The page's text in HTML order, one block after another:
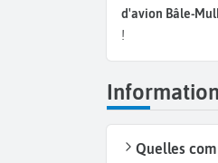
d'avion Bâle-
!
Quelles